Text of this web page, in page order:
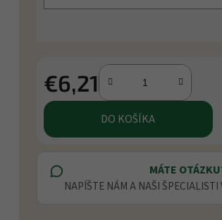
€6,21
Jednotková cena:
DO KOŠÍKA
MÁTE
NAPÍŠTE NÁM A NAŠI